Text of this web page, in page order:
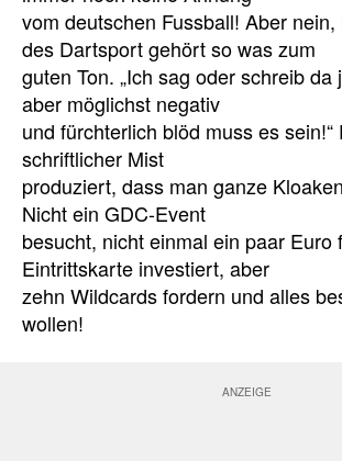
vom deutschen Fussball! Aber nein,
des Dartsport gehört so was zum
guten Ton. „Ich sag oder schreib da
aber möglichst negativ
und fürchterlich blöd muss es sein!“
schriftlicher Mist
produziert, dass man ganze
Nicht ein GDC-Event
besucht, nicht einmal ein paar Euro
Eintrittskarte investiert, aber
zehn Wildcards fordern und alles
wollen!